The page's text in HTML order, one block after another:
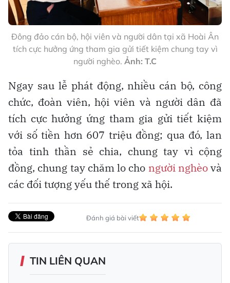
Đông đảo cán bộ, hội viên và người dân tại xã Hoài Ân
tích cực hưởng ứng tham gia gửi tiết kiệm chung tay vì
người nghèo. Ảnh: T.C
Ngay sau lễ phát động, nhiều cán bộ, công
chức, đoàn viên, hội viên và người dân đã
tích cực hưởng ứng tham gia gửi tiết kiệm
với số tiền hơn 607 triệu đồng; qua đó, lan
tỏa tinh thần sẻ chia, chung tay vì cộng
đồng, chung tay chăm lo cho người nghèovà
các đối tượng yếu thế trong xã hội.
Đánh giá bài viết
TIN LIÊN QUAN